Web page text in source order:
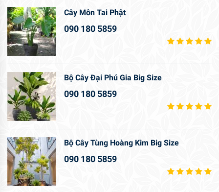
Cây Môn Tai Phật
090 180 5859
Bộ Cây Đại Phú Gia Big Size
090 180 5859
Bộ Cây Tùng Hoàng Kim Big Size
090 180 5859